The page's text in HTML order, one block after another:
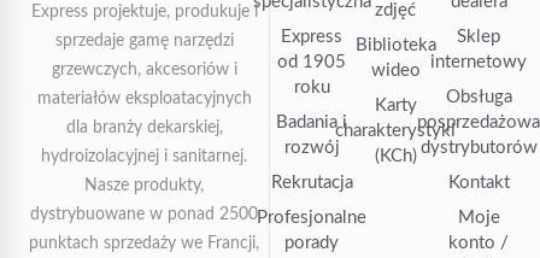
Express projektuje, produkuje i
sprzedaje gamę narzędzi
grzewczych, akcesoriów i
materiałów eksploatacyjnych
dla branży dekarskiej,
hydroizolacyjnej i sanitarnej.
Nasze produkty,
dystrybuowane w ponad 2500
punktach sprzedaży we Francji,
Express
od 1905
roku
Badania i
rozwój
Rekrutacja
Profesjonalne
porady
zdjęć
Biblioteka
wideo
Karty
charakterystyki
(KCh)
Sklep
internetowy
Obsługa
posprzedażowa
dystrybutorów
Kontakt
Moje
konto /